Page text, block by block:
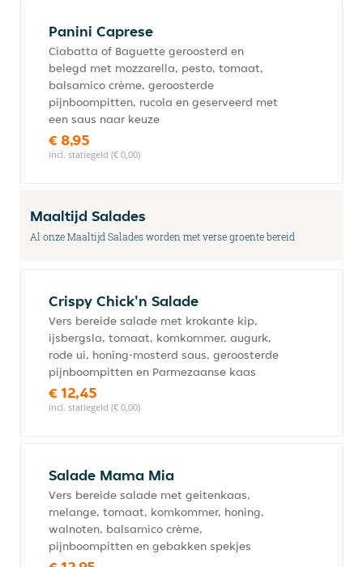
Panini Caprese
Ciabatta of Baguette geroosterd en
belegd met mozzarella, pesto, tomaat,
balsamico crème, geroosterde
pijnboompitten, rucola en geserveerd met
een saus naar keuze
€ 8,95
incl. statiegeld (€ 0,00)
Maaltijd Salades
Al onze Maaltijd Salades worden met verse groente bereid
Crispy Chick'n Salade
Vers bereide salade met krokante kip,
ijsbergsla, tomaat, komkommer, augurk,
rode ui, honing-mosterd saus, geroosterde
pijnboompitten en Parmezaanse kaas
€ 12,45
incl. statiegeld (€ 0,00)
Salade Mama Mia
Vers bereide salade met geitenkaas,
melange, tomaat, komkommer, honing,
walnoten, balsamico crème,
pijnboompitten en gebakken spekjes